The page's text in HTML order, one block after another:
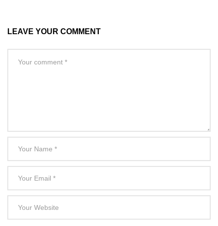
LEAVE YOUR COMMENT